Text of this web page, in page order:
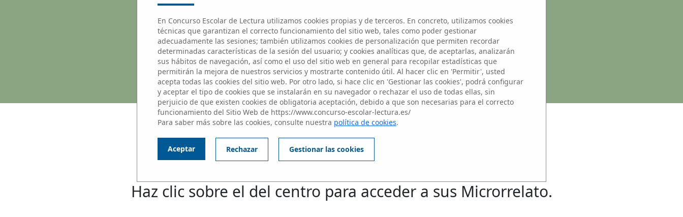
Participantes
Edición 2024/2025
NIVEL 2: Alumnos de 3 y 4 de ESO
Haz clic sobre el del centro para acceder a sus Microrrelato.
En Concurso Escolar de Lectura utilizamos cookies propias y de terceros. En concreto, utilizamos cookies
técnicas que garantizan el correcto funcionamiento del sitio web, tales como poder gestionar
adecuadamente las sesiones; también utilizamos cookies de personalización que permiten recordar
determinadas características de la sesión del usuario; y cookies analíticas que, de aceptarlas, analizarán
sus hábitos de navegación, así como el uso del sitio web en general para recopilar estadísticas que
permitirán la mejora de nuestros servicios y mostrarte contenido útil. Al hacer clic en 'Permitir', usted
acepta todas las cookies del sitio web. Por otro lado, si hace clic en 'Gestionar las cookies', podrá configurar
y aceptar el tipo de cookies que se instalarán en su navegador o rechazar el uso de todas ellas, sin
perjuicio de que existen cookies de obligatoria aceptación, debido a que son necesarias para el correcto
funcionamiento del Sitio Web de https://www.concurso-escolar-lectura.es/
Para saber más sobre las cookies, consulte nuestra política de cookies.
Aceptar Rechazar Gestionar las cookies